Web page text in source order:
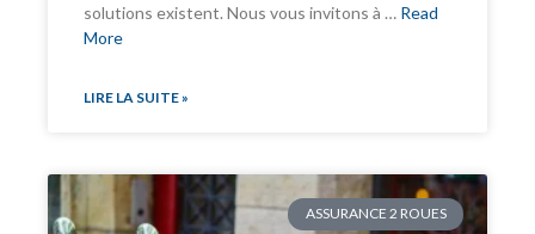
solutions existent. Nous vous invitons à … Read
More
LIRE LA SUITE »
ASSURANCE 2 ROUES